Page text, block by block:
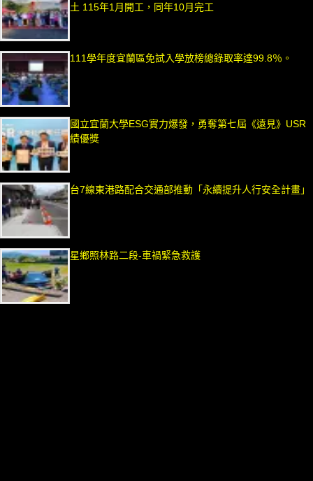
土 115年1月開工，同年10月完工
111學年度宜蘭區免試入學放榜總錄取率達99.8％。
國立宜蘭大學ESG實力爆發，勇奪第七屆《遠見》USR
績優獎
台7線東港路配合交通部推動「永續提升人行安全計畫」
星鄉照林路二段-車禍緊急救護